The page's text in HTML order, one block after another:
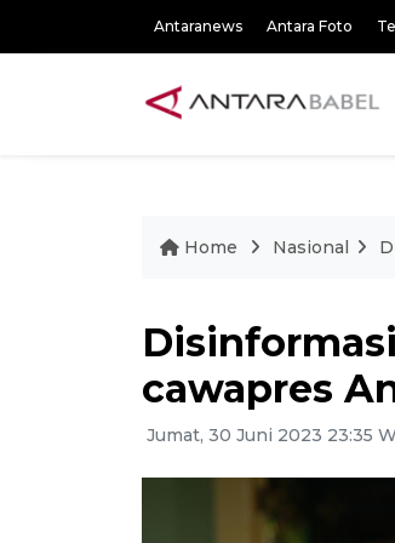
Antaranews Antara Foto
Home Nasional
cawapres
Jumat, 30 Juni 2023 23:35